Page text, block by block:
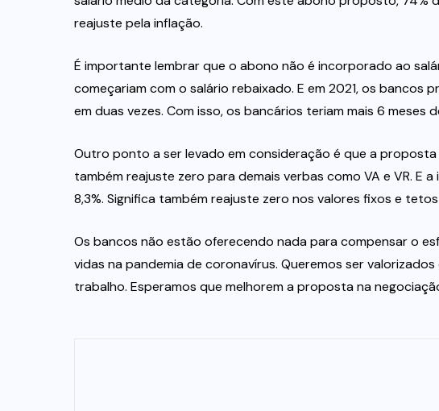
reajuste pela inflação.
É importante lembrar que o abono não é incorporado ao
começariam com o salário rebaixado. E em 2021, os bancos
em duas vezes. Com isso, os bancários teriam mais 6 meses
Outro ponto a ser levado em consideração é que a
também reajuste zero para demais verbas como VA e VR. E
8,3%. Significa também reajuste zero nos valores fixos e tetos
Os bancos não estão oferecendo nada para compensar o
vidas na pandemia de coronavírus. Queremos ser
trabalho. Esperamos que melhorem a proposta na